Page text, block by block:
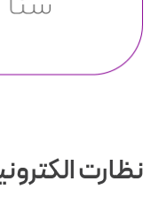
نظارت